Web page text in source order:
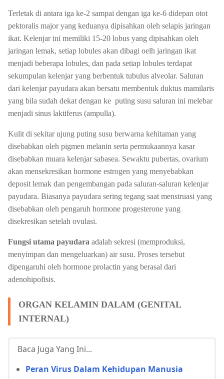
Terletak di antara iga ke-2 sampai dengan iga ke-6 didepan otot
pektoralis major yang keduanya dipisahkan oleh selapis jaringan
ikat. Kelenjar ini memiliki 15-20 lobus yang dipisahkan oleh
jaringan lemak, setiap lobules akan dibagi oelh jaringan ikat
menjadi beberapa lobules, dan pada setiap lobules terdapat
sekumpulan kelenjar yang berbentuk tubulus alveolar. Saluran
dari kelenjar payudara akan bersatu membentuk duktus mamilaris
yang bila sudah dekat dengan ke puting susu saluran ini melebar
menjadi sinus laktiferus (ampulla).
Kulit di sekitar ujung puting susu berwarna kehitaman yang
disebabkan oleh pigmen melanin serta permukaannya kasar
disebabkan muara kelenjar sabasea. Sewaktu pubertas, ovarium
akan mensekresikan hormone estrogen yang menyebabkan
deposit lemak dan pengembangan pada saluran-saluran kelenjar
payudara. Biasanya payudara sering tegang saat menstruasi yang
disebabkan oleh pengaruh hormone progesterone yang
disekresikan setelah ovulasi.
Fungsi utama payudara adalah sekresi (memproduksi,
menyimpan dan mengeluarkan) air susu. Proses tersebut
dipengaruhi oleh hormone prolactin yang berasal dari
adenohipofisis.
ORGAN KELAMIN DALAM (GENITAL
INTERNAL)
Baca Juga Yang Ini...
Peran Virus Dalam Kehidupan Manusia